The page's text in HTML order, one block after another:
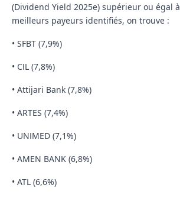
(Dividend Yield 2025e) supérieur ou égal à
meilleurs payeurs identifiés, on trouve :
• SFBT (7,9%)
• CIL (7,8%)
• Attijari Bank (7,8%)
• ARTES (7,4%)
• UNIMED (7,1%)
• AMEN BANK (6,8%)
• ATL (6,6%)